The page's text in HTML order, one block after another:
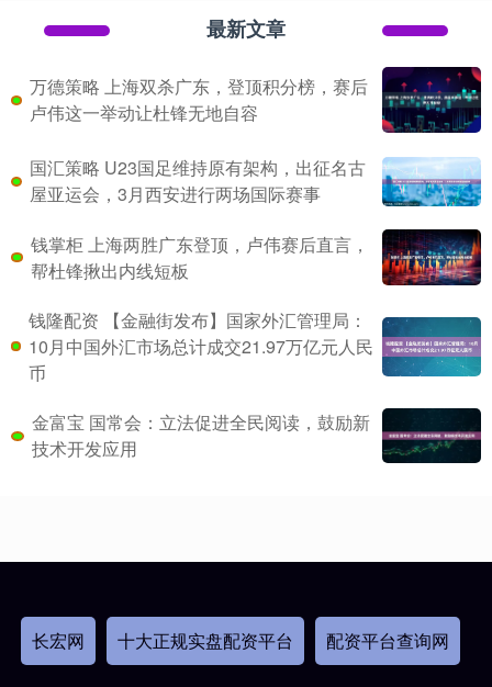
最新文章
万德策略 上海双杀广东，登顶积分榜，赛后
卢伟这一举动让杜锋无地自容
国汇策略 U23国足维持原有架构，出征名古
屋亚运会，3月西安进行两场国际赛事
钱掌柜 上海两胜广东登顶，卢伟赛后直言，
帮杜锋揪出内线短板
钱隆配资 【金融街发布】国家外汇管理局：
10月中国外汇市场总计成交21.97万亿元人民
币
金富宝 国常会：立法促进全民阅读，鼓励新
技术开发应用
长宏网 十大正规实盘配资平台 配资平台查询网